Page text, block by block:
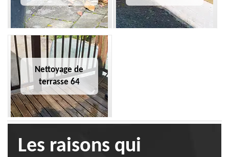
Nettoyage de
terrasse 64
Les raisons qui